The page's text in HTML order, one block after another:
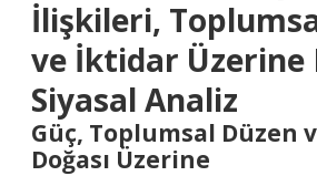
İlişkileri,
ve İktidar Üzerine
Siyasal Analiz
Güç, Toplumsal Düzen
Doğası Üzerine